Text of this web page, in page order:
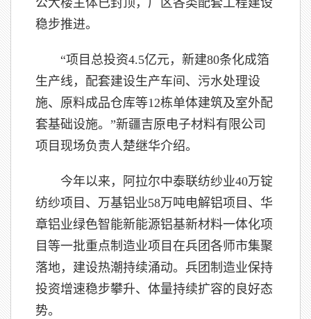
公大楼主体已封顶，厂区各类配套工程建设
稳步推进。
“项目总投资4.5亿元，新建80条化成箔
生产线，配套建设生产车间、污水处理设
施、原料成品仓库等12栋单体建筑及室外配
套基础设施。”新疆吉原电子材料有限公司
项目现场负责人楚继华介绍。
今年以来，阿拉尔中泰联纺纱业40万锭
纺纱项目、万基铝业58万吨电解铝项目、华
章铝业绿色智能新能源铝基新材料一体化项
目等一批重点制造业项目在兵团各师市集聚
落地，建设热潮持续涌动。兵团制造业保持
投资增速稳步攀升、体量持续扩容的良好态
势。